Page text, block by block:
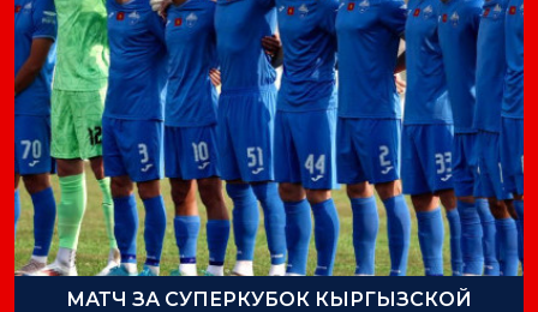
МАТЧ ЗА СУПЕРКУБОК КЫРГЫЗСКОЙ